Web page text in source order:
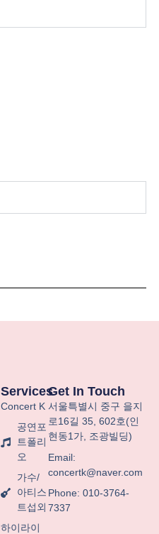
Services
Concert K
공연포
트폴리
오
가수/
아티스
트섭외
하이라이
Get In Touch
서울특별시 중구 을지
로16길 35, 602호(인
현동1 가 조광빌딩)
Email:
concertk@naver.com
Phone: 010-3764-
7337